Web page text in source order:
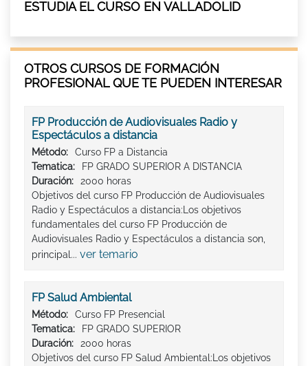
ESTUDIA EL CURSO EN VALLADOLID
OTROS CURSOS DE FORMACIÓN
PROFESIONAL QUE TE PUEDEN INTERESAR
FP Producción de Audiovisuales Radio y
Espectáculos a distancia
Método:
Curso FP a Distancia
Tematica:
FP GRADO SUPERIOR A DISTANCIA
Duración:
2000 horas
Objetivos del curso FP Producción de Audiovisuales
Radio y Espectáculos a distancia:Los objetivos
fundamentales del curso FP Producción de
Audiovisuales Radio y Espectáculos a distancia son,
principal... ver temario
FP Salud Ambiental
Método:
Curso FP Presencial
Tematica:
FP GRADO SUPERIOR
Duración:
2000 horas
Objetivos del curso FP Salud Ambiental:Los objetivos